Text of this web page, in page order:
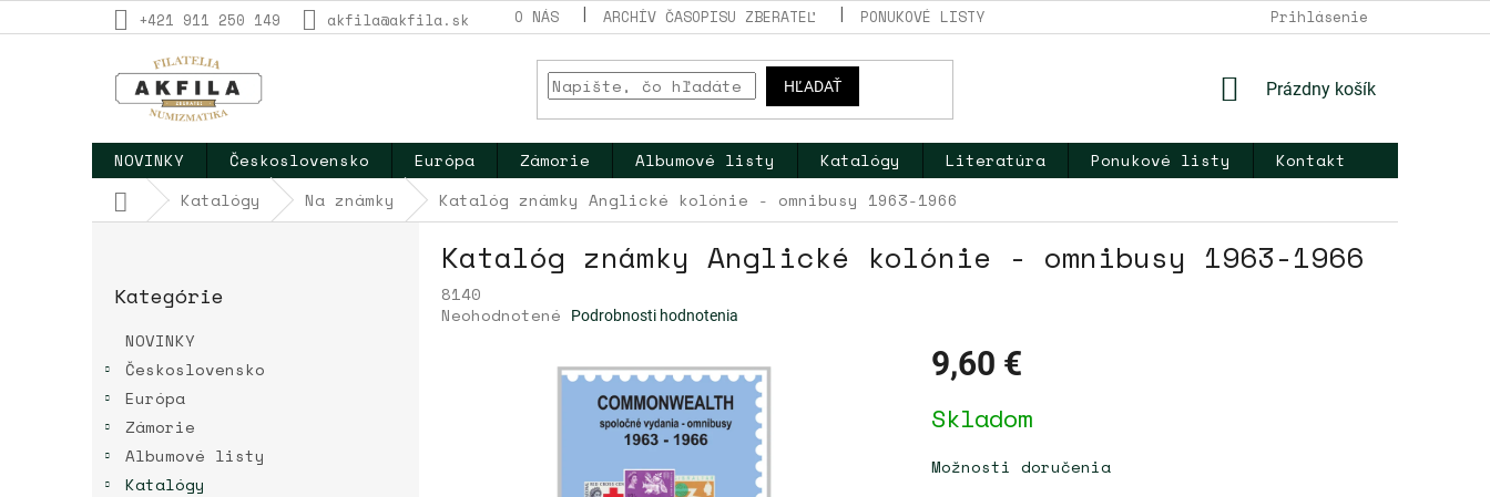
na
+421 911 250 149 akfila@akfila.sk O NÁS ARCHÍV ČASOPISU ZBERATEĽ PONUKOVÉ LISTY NAPÍŠTE NÁM KONTAKT
Prihlásenie
HĽADAŤ
NÁKUPNÝ
Prázdny košík
NOVINKY Československo Európa Zámorie Albumové listy Katalógy Literatúra Ponukové listy
Kontakt
DomovKatalógy Na známky Katalóg známky Anglické kolónie - omnibusy 1963-1966
B
kategórie
Kategórie
NOVINKY
Československo
Európa
Zámorie
Albumové listy
Katalógy
Katalóg známky Anglické kolónie - omnibusy 1963-1966
8140
Priemerné
Neohodnotené Podrobnosti hodnotenia
9,60 €
cena:
Skladom
Možnosti doručenia